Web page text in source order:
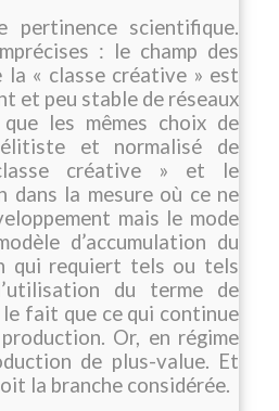
scientifique.
: le champ des
la « classe créative » est
et peu stable de réseaux
les mêmes choix de
et normalisé de
créative » et le
dans la mesure où ce ne
mais le mode
d’accumulation du
qui requiert tels ou tels
du terme de
le fait que ce qui continue
Or, en régime
de plus-value. Et
la branche considérée.